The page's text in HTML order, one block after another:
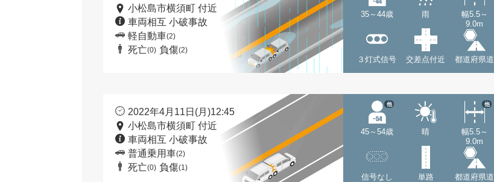
小松島市横須町 付近
車両相互 小破事故
軽自動車(2)
死亡(0) 負傷(2)
35～44歳 雨
幅5.5～
9.0m
３灯式信号 交差点付近 都道府県道
2022年4月11日(月)12:45
小松島市横須町 付近
車両相互 小破事故
普通乗用車(2)
死亡(0) 負傷(1)
45～54歳
他
晴
幅5.5～
9.0m
他
信号なし 単路 都道府県道